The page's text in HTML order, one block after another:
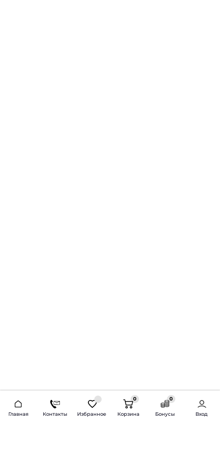
Главная Контакты Избранное
0
Корзина
0
Бонусы Вход
2026 © Продажа и установка автозвука.
Доставка по всей России и СНГ